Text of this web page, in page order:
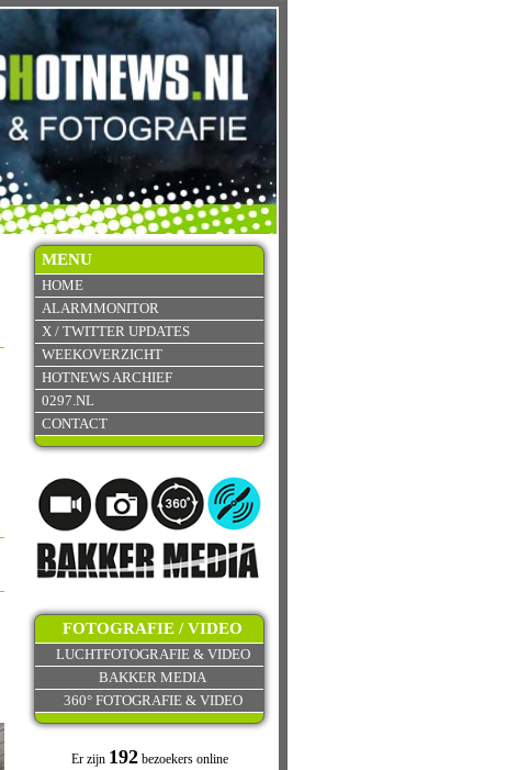
MENU
HOME
ALARMMONITOR
X / TWITTER UPDATES
WEEKOVERZICHT
HOTNEWS ARCHIEF
0297.NL
CONTACT
FOTOGRAFIE / VIDEO
LUCHTFOTOGRAFIE & VIDEO
BAKKER MEDIA
360° FOTOGRAFIE & VIDEO
Er zijn 192bezoekers online